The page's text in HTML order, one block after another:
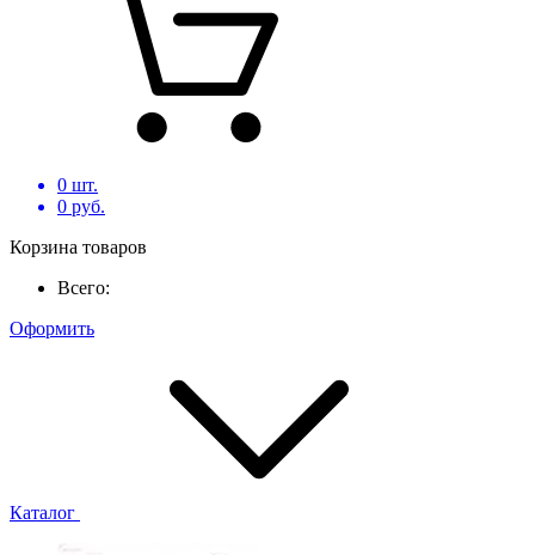
0 шт.
0 руб.
Корзина товаров
Всего:
Оформить
Каталог